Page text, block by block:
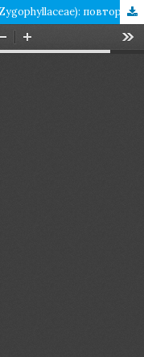
Пустынный вид Tribulus cistoides (Zygophyllaceae): повторное нахождение в Индии спустя 150 лет